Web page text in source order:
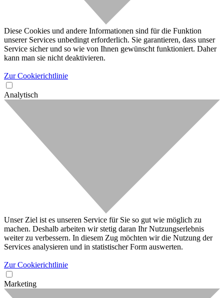
Diese Cookies und andere Informationen sind für die Funktion
unserer Services unbedingt erforderlich. Sie garantieren, dass unser
Service sicher und so wie von Ihnen gewünscht funktioniert. Daher
kann man sie nicht deaktivieren.
Zur Cookierichtlinie
Analytisch
Unser Ziel ist es unseren Service für Sie so gut wie möglich zu
machen. Deshalb arbeiten wir stetig daran Ihr Nutzungserlebnis
weiter zu verbessern. In diesem Zug möchten wir die Nutzung der
Services analysieren und in statistischer Form auswerten.
Zur Cookierichtlinie
Marketing